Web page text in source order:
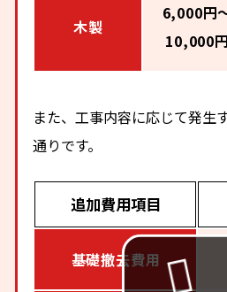
木製
6,000円
10,000円
また、工事内容に応じて発生
通りです。
追加費用項目
基礎撤去費用